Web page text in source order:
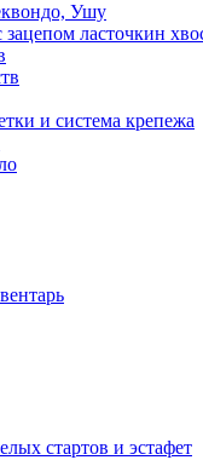
Ушу
ласточкин
и система крепежа
стартов и эстафет